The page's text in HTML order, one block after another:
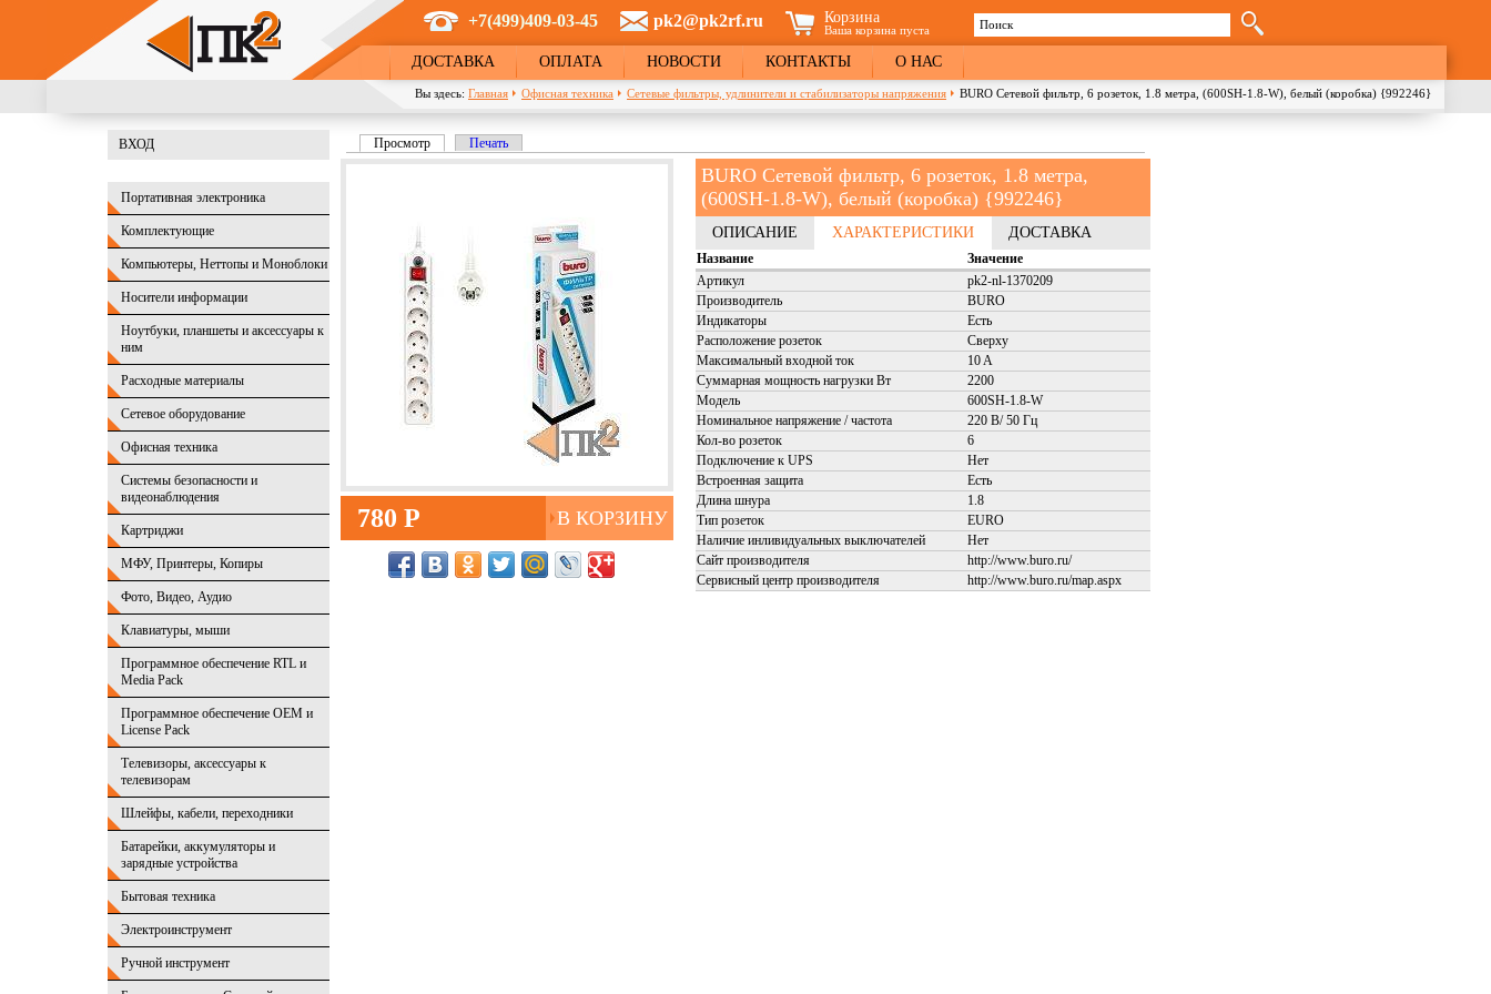
Перейти к основному содержанию
+7(499)409-03-45 pk2@pk2rf.ru Корзина
Ваша корзина пуста Форма поиска
Поиск
ДОСТАВКА ОПЛАТА НОВОСТИ КОНТАКТЫ О НАС
Вы здесь: Главная Офисная техника Сетевые фильтры, удлинители и стабилизаторы напряжения BURO Сетевой фильтр, 6 розеток, 1.8 метра, (600SH-1.8-W), белый (коробка) {992246}
ВХОД
Портативная электроника
Комплектующие
Компьютеры, Неттопы и Моноблоки
Носители информации
Ноутбуки, планшеты и аксессуары к
ним
Расходные материалы
Сетевое оборудование
Офисная техника
Системы безопасности и
видеонаблюдения
Картриджи
МФУ, Принтеры, Копиры
Фото, Видео, Аудио
Клавиатуры, мыши
Программное обеспечение RTL и
Media Pack
Программное обеспечение OEM и
License Pack
Телевизоры, аксессуары к
телевизорам
Шлейфы, кабели, переходники
Батарейки, аккумуляторы и
зарядные устройства
Бытовая техника
Электроинструмент
Ручной инструмент
Главные вкладки
Просмотр (активная вкладка)
Печать
780 Р
BURO Сетевой фильтр, 6 розеток, 1.8 метра,
(600SH-1.8-W), белый (коробка) {992246}
ОПИСАНИЕ ХАРАКТЕРИСТИКИ ДОСТАВКА
Название
Значение
Артикул
pk2-nl-1370209
Производитель
BURO
Индикаторы
Есть
Расположение розеток
Сверху
Максимальный входной ток
10 A
Суммарная мощность нагрузки Вт
2200
Модель
600SH-1.8-W
Номинальное напряжение / частота
220 В/ 50 Гц
Кол-во розеток
6
Подключение к UPS
Нет
Встроенная защита
Есть
Длина шнура
1.8
Тип розеток
EURO
Наличие инливидуальных выключателей
Нет
Сайт производителя
http://www.buro.ru/
Сервисный центр производителя
http://www.buro.ru/map.aspx